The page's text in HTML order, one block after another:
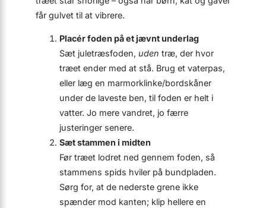
får gulvet til at vibrere.
Placér foden på et jævnt underlag
Sæt juletræsfoden, uden træ, der hvor
træet ender med at stå. Brug et vaterpas,
eller læg en marmorklinke/bordskåner
under de laveste ben, til foden er helt i
vatter. Jo mere vandret, jo færre
justeringer senere.
Sæt stammen i midten
Før træet lodret ned gennem foden, så
stammens spids hviler på bundpladen.
Sørg for, at de nederste grene ikke
spænder mod kanten; klip hellere en